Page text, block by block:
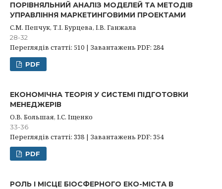
ПОРІВНЯЛЬНИЙ АНАЛІЗ МОДЕЛЕЙ ТА МЕТОДІВ
УПРАВЛІННЯ МАРКЕТИНГОВИМИ ПРОЕКТАМИ
С.М. Пепчук, Т.І. Бурцева, І.В. Ганжала
28-32
Переглядів статті: 510 | Завантажень PDF: 284
PDF
ЕКОНОМІЧНА ТЕОРІЯ У СИСТЕМІ ПІДГОТОВКИ
МЕНЕДЖЕРІВ
О.В. Большая, І.С. Іщенко
33-36
Переглядів статті: 338 | Завантажень PDF: 354
PDF
РОЛЬ І МІСЦЕ БІОСФЕРНОГО ЕКО-МІСТА В